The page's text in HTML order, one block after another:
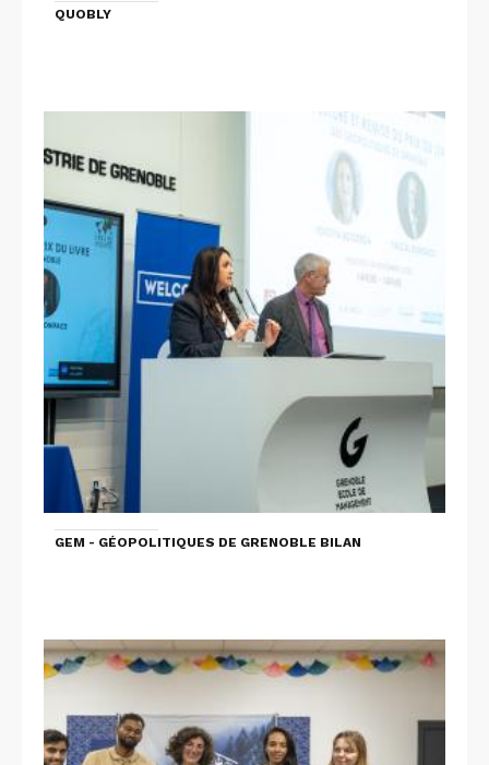
QUOBLY
GEM - GÉOPOLITIQUES DE GRENOBLE BILAN